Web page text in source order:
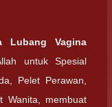
Lubang Vagina
untuk Spesial
Pelet Perawan,
Wanita, membuat